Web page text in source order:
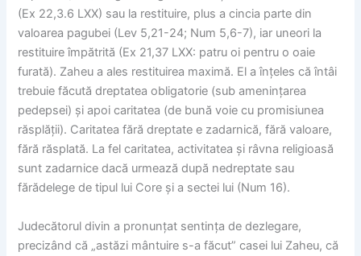
(Ex 22,3.6 LXX) sau la restituire, plus a cincia parte din
valoarea pagubei (Lev 5,21-24; Num 5,6-7), iar uneori la
restituire împătrită (Ex 21,37 LXX: patru oi pentru o oaie
furată). Zaheu a ales restituirea maximă. El a înțeles că întâi
trebuie făcută dreptatea obligatorie (sub amenințarea
pedepsei) și apoi caritatea (de bună voie cu promisiunea
răsplății). Caritatea fără dreptate e zadarnică, fără valoare,
fără răsplată. La fel caritatea, activitatea și râvna religioasă
sunt zadarnice dacă urmează după nedreptate sau
fărădelege de tipul lui Core și a sectei lui (Num 16).
Judecătorul divin a pronunțat sentința de dezlegare,
precizând că „astăzi mântuire s-a făcut” casei lui Zaheu, că